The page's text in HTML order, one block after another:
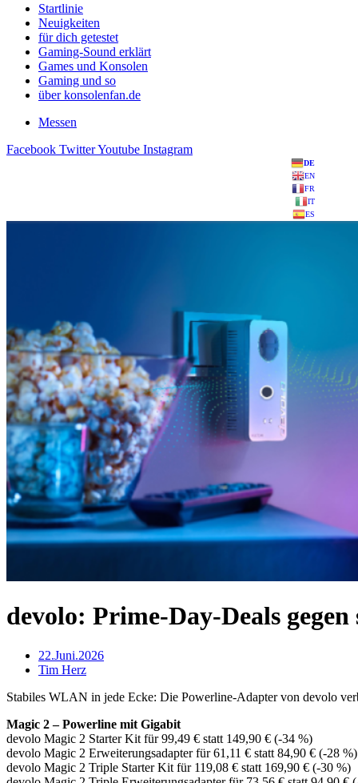
Startlinie
Neuigkeiten
für dich getestet
Gaming-Sound erklärt
Games und Konsolen
Gaming und so
über konsolenfan.de
Messen
Facebook TwitterYoutube Instagram
DE
EN
FR
IT
ES
devolo: Prime-Day-Deals
22.Juni.2026
Tim Herz
Stabiles WLAN in jede Ecke: Die Powerline-Adapter von devolo
Magic 2 – Powerline mit Gigabit
devolo Magic 2 Starter Kit für 99,49 € statt 149,90 € (-34 %)
devolo Magic 2 Erweiterungsadapter für 61,11 € statt 84,90 € (-28 %)
devolo Magic 2 Triple Starter Kit für 119,08 € statt 169,90 € (-30 %)